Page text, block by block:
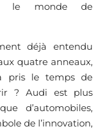
le monde de
déjà entendu
quatre anneaux,
pris le temps de
? Audi est plus
d’automobiles,
de l’innovation,